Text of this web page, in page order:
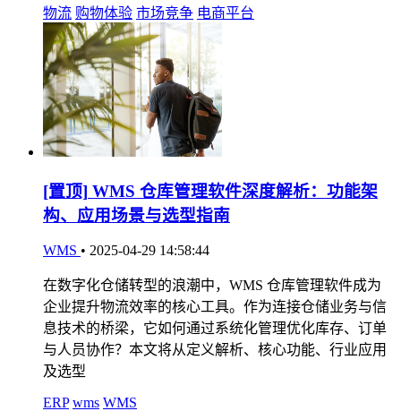
物流 购物体验 市场竞争 电商平台
[置顶] WMS 仓库管理软件深度解析：功能架
构、应用场景与选型指南
WMS • 2025-04-29 14:58:44
在数字化仓储转型的浪潮中，WMS 仓库管理软件成为
企业提升物流效率的核心工具。作为连接仓储业务与信
息技术的桥梁，它如何通过系统化管理优化库存、订单
与人员协作？本文将从定义解析、核心功能、行业应用
及选型
ERP wms WMS